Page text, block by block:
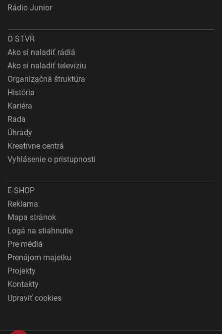
Rádio Junior
O STVR
Ako si naladiť rádiá
Ako si naladiť televíziu
Organizačná štruktúra
História
Kariéra
Rada
Úhrady
Kreatívne centrá
Vyhlásenie o prístupnosti
E-SHOP
Reklama
Mapa stránok
Logá na stiahnutie
Pre médiá
Prenájom majetku
Projekty
Kontakty
Upraviť cookies